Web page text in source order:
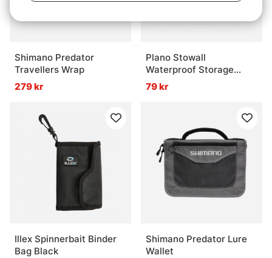
Shimano Predator
Travellers Wrap
279 kr
Plano Stowall
Waterproof Storage
3600
79 kr
Illex Spinnerbait Binder
Bag Black
Shimano Predator Lure
Wallet